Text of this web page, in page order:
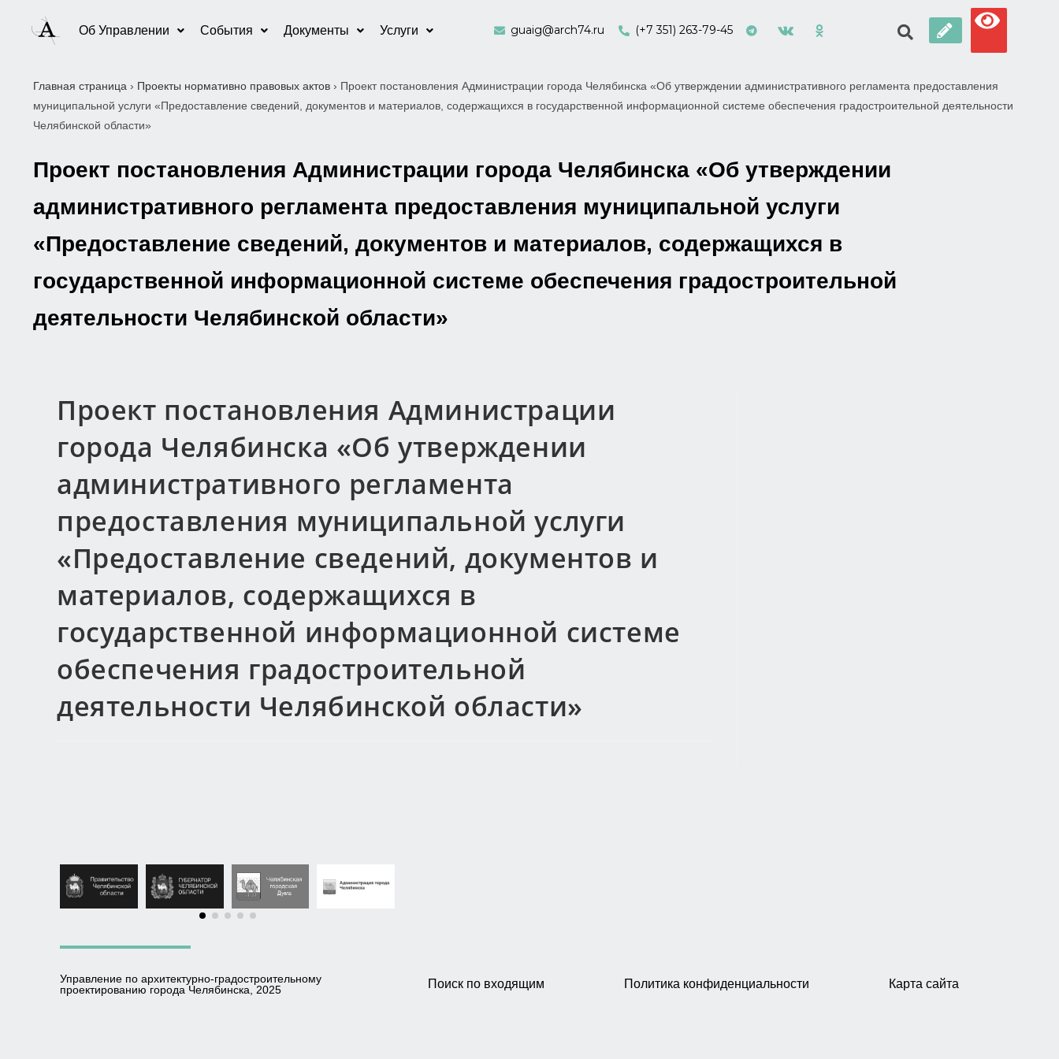
Об Управлении События Документы Услуги guaig@arch74.ru (+7 351) 263-79-45
Главная страница › Проекты нормативно правовых актов › Проект постановления Администрации города Челябинска «Об утверждении административного регламента предоставления
муниципальной услуги «Предоставление сведений, документов и материалов, содержащихся в государственной информационной системе обеспечения градостроительной деятельности
Челябинской области»
Проект постановления Администрации города Челябинска «Об утверждении
административного регламента предоставления муниципальной услуги
«Предоставление сведений, документов и материалов, содержащихся в
государственной информационной системе обеспечения градостроительной
деятельности Челябинской области»
Проект постановления Администрации
города Челябинска «Об утверждении
административного регламента
предоставления муниципальной услуги
«Предоставление сведений, документов и
материалов, содержащихся в
государственной информационной системе
обеспечения градостроительной
деятельности Челябинской области»
Управление по архитектурно-градостроительному
проектированию города Челябинска, 2025
Поиск по входящим Политика конфиденциальности Карта сайта